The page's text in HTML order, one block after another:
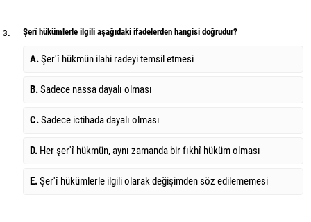
3. Şerî hükümlerle ilgili aşağıdaki ifadelerden hangisi doğrudur?
A.Şer'î hükmün ilahi radeyi temsil etmesi
B.Sadece nassa dayalı olması
C.Sadece ictihada dayalı olması
D. Her şer'î hükmün, aynı zamanda bir fıkhî hüküm olması
E.Şer'î hükümlerle ilgili olarak değişimden söz edilememesi